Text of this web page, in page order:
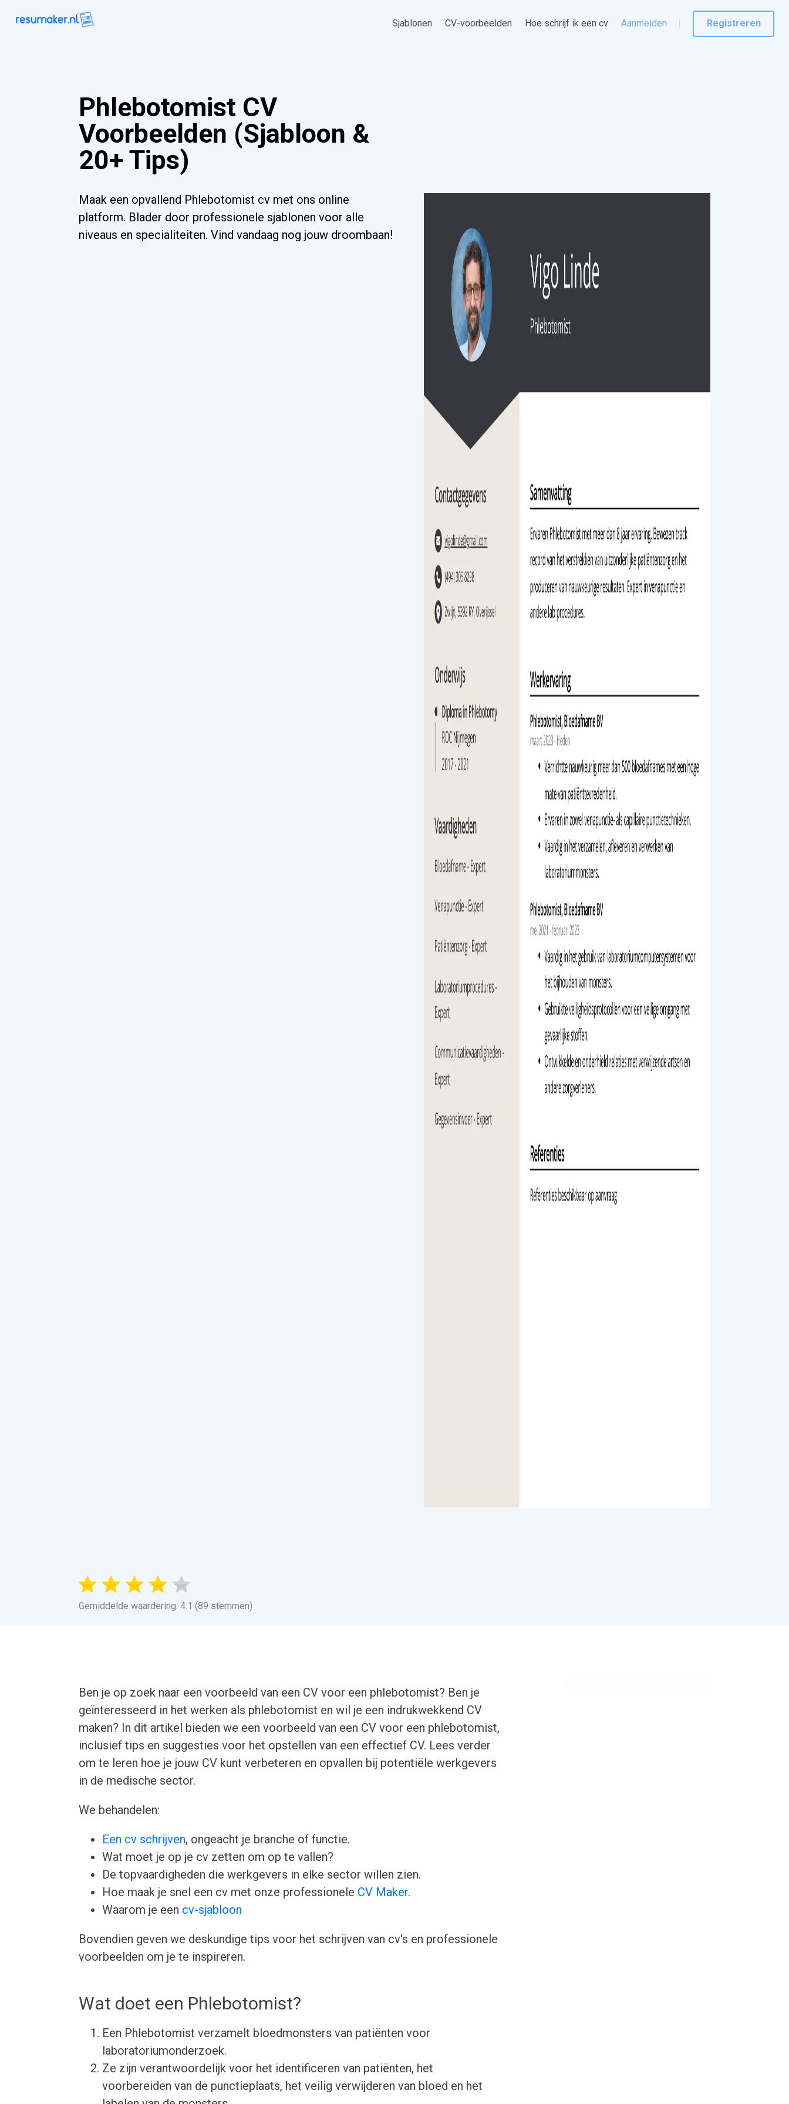
Sjablonen CV-voorbeelden Hoe schrijf ik een cv Aanmelden Registreren
Phlebotomist CV
Voorbeelden (Sjabloon &
20+ Tips)
Maak een opvallend Phlebotomist cv met ons online
platform. Blader door professionele sjablonen voor alle
niveaus en specialiteiten. Vind vandaag nog jouw droombaan!
Gemiddelde waardering: 4.1 (89 stemmen)
Ben je op zoek naar een voorbeeld van een CV voor een phlebotomist? Ben je
geïnteresseerd in het werken als phlebotomist en wil je een indrukwekkend CV
maken? In dit artikel bieden we een voorbeeld van een CV voor een phlebotomist,
inclusief tips en suggesties voor het opstellen van een effectief CV. Lees verder
om te leren hoe je jouw CV kunt verbeteren en opvallen bij potentiële werkgevers
in de medische sector.
We behandelen:
Een cv schrijven, ongeacht je branche of functie.
Wat moet je op je cv zetten om op te vallen?
De topvaardigheden die werkgevers in elke sector willen zien.
Hoe maak je snel een cv met onze professionele CV Maker.
Waarom je een cv-sjabloon
Bovendien geven we deskundige tips voor het schrijven van cv's en professionele
voorbeelden om je te inspireren.
Wat doet een Phlebotomist?
Een Phlebotomist verzamelt bloedmonsters van patiënten voor
laboratoriumonderzoek.
Ze zijn verantwoordelijk voor het identificeren van patiënten, het
voorbereiden van de punctieplaats, het veilig verwijderen van bloed en het